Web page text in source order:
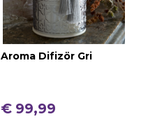
Aroma Difizör Gri
€ 99,99